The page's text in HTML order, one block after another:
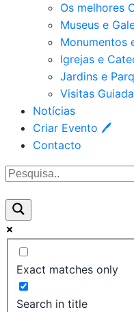
Os melhores
Museus e
Monumentos
Igrejas e
Jardins e
Visitas
Notícias
Criar Evento 🖊
Contacto
Exact matches only
Search in title